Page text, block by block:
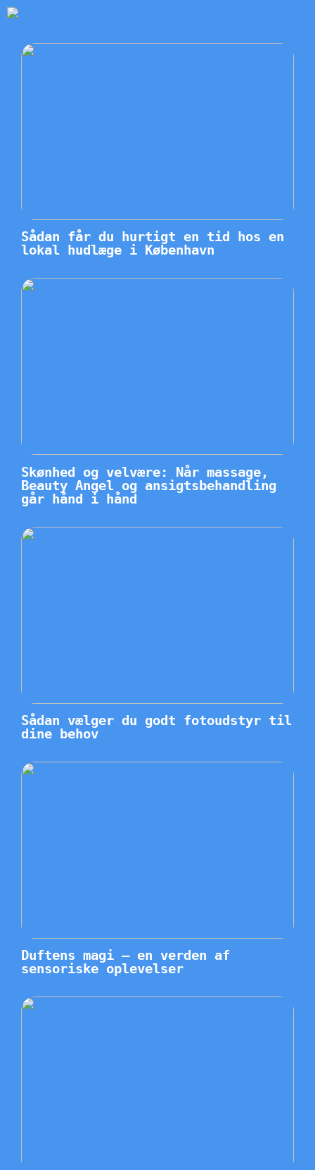
Sådan får du hurtigt en tid hos en
lokal hudlæge i København
Skønhed og velvære: Når massage,
Beauty Angel og ansigtsbehandling
går hånd i hånd
Sådan vælger du godt fotoudstyr til
dine behov
Duftens magi – en verden af
sensoriske oplevelser